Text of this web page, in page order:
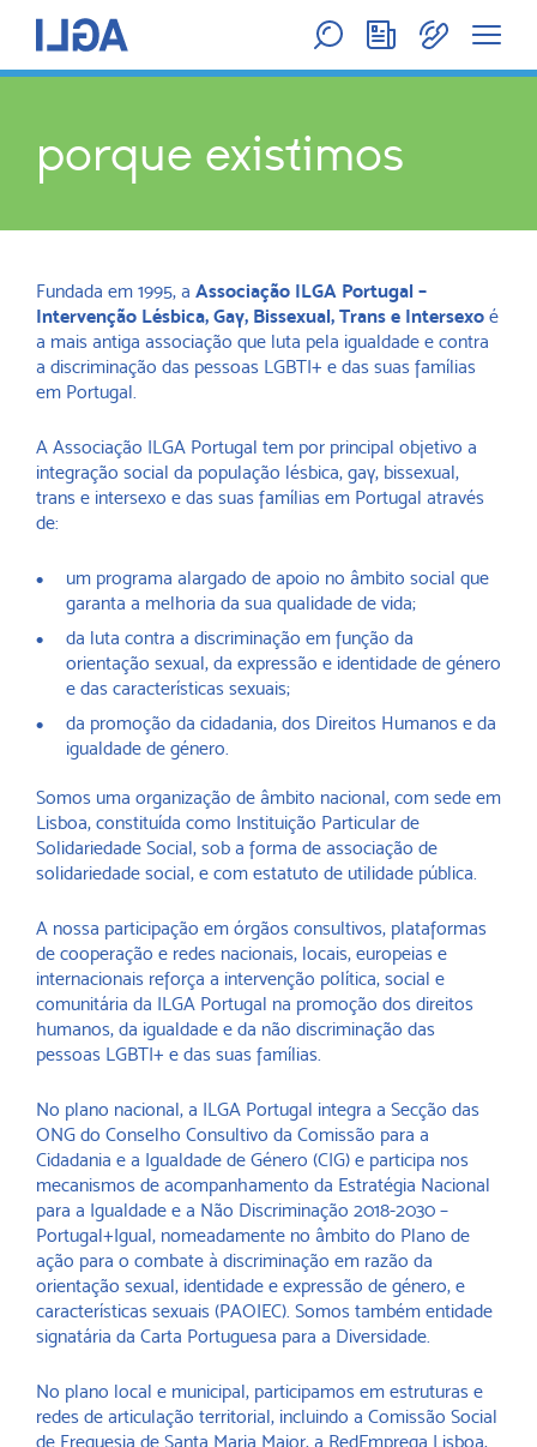
porque existimos
Fundada em 1995, a Associação ILGA Portugal –
Intervenção Lésbica, Gay, Bissexual, Trans e Intersexo é
a mais antiga associação que luta pela igualdade e contra
a discriminação das pessoas LGBTI+ e das suas famílias
em Portugal.
A Associação ILGA Portugal tem por principal objetivo a
integração social da população lésbica, gay, bissexual,
trans e intersexo e das suas famílias em Portugal através
de:
um programa alargado de apoio no âmbito social que
garanta a melhoria da sua qualidade de vida;
da luta contra a discriminação em função da
orientação sexual, da expressão e identidade de género
e das características sexuais;
da promoção da cidadania, dos Direitos Humanos e da
igualdade de género.
Somos uma organização de âmbito nacional, com sede em
Lisboa, constituída como Instituição Particular de
Solidariedade Social, sob a forma de associação de
solidariedade social, e com estatuto de utilidade pública.
A nossa participação em órgãos consultivos, plataformas
de cooperação e redes nacionais, locais, europeias e
internacionais reforça a intervenção política, social e
comunitária da ILGA Portugal na promoção dos direitos
humanos, da igualdade e da não discriminação das
pessoas LGBTI+ e das suas famílias.
No plano nacional, a ILGA Portugal integra a Secção das
ONG do Conselho Consultivo da Comissão para a
Cidadania e a Igualdade de Género (CIG) e participa nos
mecanismos de acompanhamento da Estratégia Nacional
para a Igualdade e a Não Discriminação 2018-2030 –
Portugal+Igual, nomeadamente no âmbito do Plano de
ação para o combate à discriminação em razão da
orientação sexual, identidade e expressão de género, e
características sexuais (PAOIEC). Somos também entidade
signatária da Carta Portuguesa para a Diversidade.
No plano local e municipal, participamos em estruturas e
redes de articulação territorial, incluindo a Comissão Social
de Freguesia de Santa Maria Maior, a RedEmprega Lisboa,